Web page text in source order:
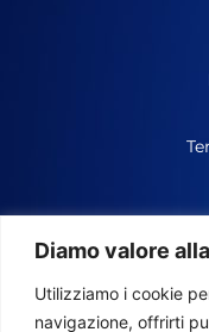
Diamo valore
Utilizziamo i cookie
navigazione, offrirti
MyUSAService è un